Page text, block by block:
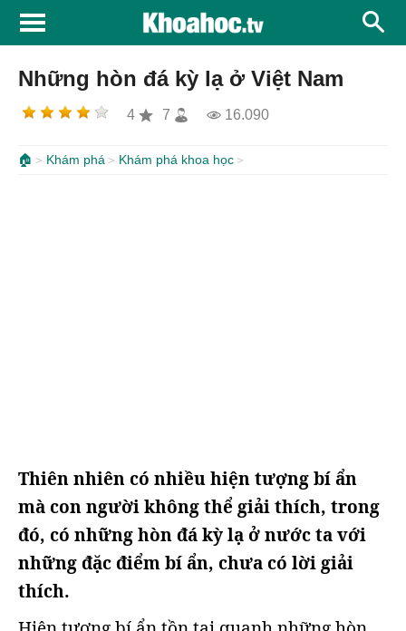
Những hòn đá kỳ lạ ở Việt Nam
4 7 16.090
🏠 Khám phá Khám phá khoa học
Thiên nhiên có nhiều hiện tượng bí ẩn
mà con người không thể giải thích, trong
đó, có những hòn đá kỳ lạ ở nước ta với
những đặc điểm bí ẩn, chưa có lời giải
thích.